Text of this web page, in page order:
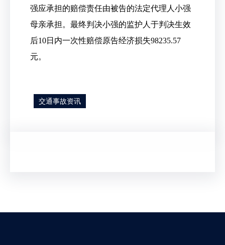
强应承担的赔偿责任由被告的法定代理人小强
母亲承担。最终判决小强的监护人于判决生效
后10日内一次性赔偿原告经济损失98235.57
元。
交通事故资讯